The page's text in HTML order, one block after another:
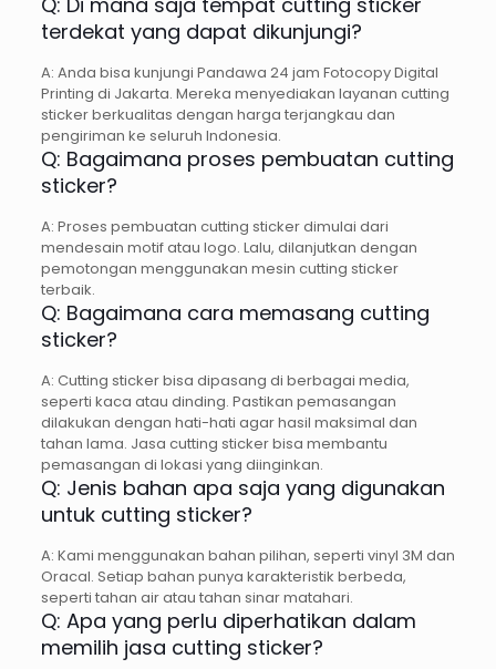
terdekat yang dapat dikunjungi?
A: Anda bisa kunjungi Pandawa 24 jam Fotocopy Digital
Printing di Jakarta. Mereka menyediakan layanan cutting
sticker berkualitas dengan harga terjangkau dan
pengiriman ke seluruh Indonesia.
Q: Bagaimana proses pembuatan cutting
sticker?
A: Proses pembuatan cutting sticker dimulai dari
mendesain motif atau logo. Lalu, dilanjutkan dengan
pemotongan menggunakan mesin cutting sticker
terbaik.
Q: Bagaimana cara memasang cutting
sticker?
A: Cutting sticker bisa dipasang di berbagai media,
seperti kaca atau dinding. Pastikan pemasangan
dilakukan dengan hati-hati agar hasil maksimal dan
tahan lama. Jasa cutting sticker bisa membantu
pemasangan di lokasi yang diinginkan.
Q: Jenis bahan apa saja yang digunakan
untuk cutting sticker?
A: Kami menggunakan bahan pilihan, seperti vinyl 3M dan
Oracal. Setiap bahan punya karakteristik berbeda,
seperti tahan air atau tahan sinar matahari.
Q: Apa yang perlu diperhatikan dalam
memilih jasa cutting sticker?